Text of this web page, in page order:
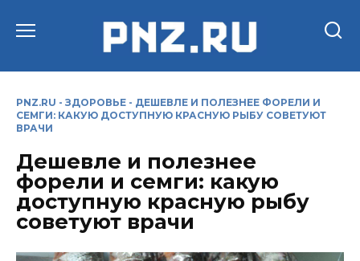
PNZ.RU - ЗДОРОВЬЕ - ДЕШЕВЛЕ И ПОЛЕЗНЕЕ ФОРЕЛИ И
СЕМГИ: КАКУЮ ДОСТУПНУЮ КРАСНУЮ РЫБУ СОВЕТУЮТ
ВРАЧИ
Дешевле и полезнее
форели и семги: какую
доступную красную рыбу
советуют врачи